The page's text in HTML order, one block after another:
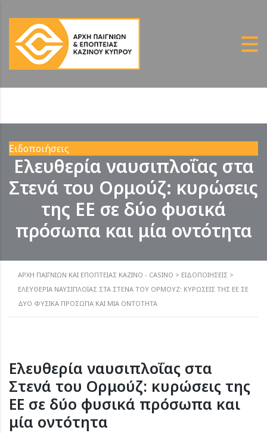
Ειδοποιήσεις
Ελευθερία ναυσιπλοΐας στα
Στενά του Ορμούζ: κυρώσεις
της ΕΕ σε δύο φυσικά
πρόσωπα και μία οντότητα
ΑΡΧΗ ΠΑΙΓΝΙΩΝ ΚΑΙ ΕΠΟΠΤΕΙΑΣ ΚΑΖΙΝΟ - CASINO > ΕΙΔΟΠΟΙΉΣΕΙΣ >
ΕΛΕΥΘΕΡΊΑ ΝΑΥΣΙΠΛΟΪ́ΑΣ ΣΤΑ ΣΤΕΝΆ ΤΟΥ ΟΡΜΟΎΖ: ΚΥΡΏΣΕΙΣ ΤΗΣ ΕΕ ΣΕ
ΔΎΟ ΦΥΣΙΚΆ ΠΡΌΣΩΠΑ ΚΑΙ ΜΊΑ ΟΝΤΌΤΗΤΑ
Ελευθερία ναυσιπλοΐας στα
Στενά του Ορμούζ: κυρώσεις της
ΕΕ σε δύο φυσικά πρόσωπα και
μία οντότητα